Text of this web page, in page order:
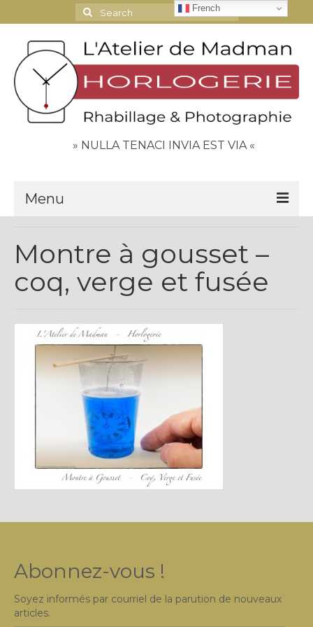
Search
for:
» NULLA TENACI INVIA EST VIA «
Menu
Contact
Espace Clients
Plus…
Sur l’Établi 2011 – 2022
Marques Suisses du XXe siècle
Grands Horlogers
Abraham-Louis Breguet
Christian Gottfried Hahn
Dossiers constructeur
Exemple de tarifs manufacture
Montre à gousset –
coq, verge et fusée
Abonnez-vous !
Soyez informés par courriel de la parution de nouveaux
articles.
French